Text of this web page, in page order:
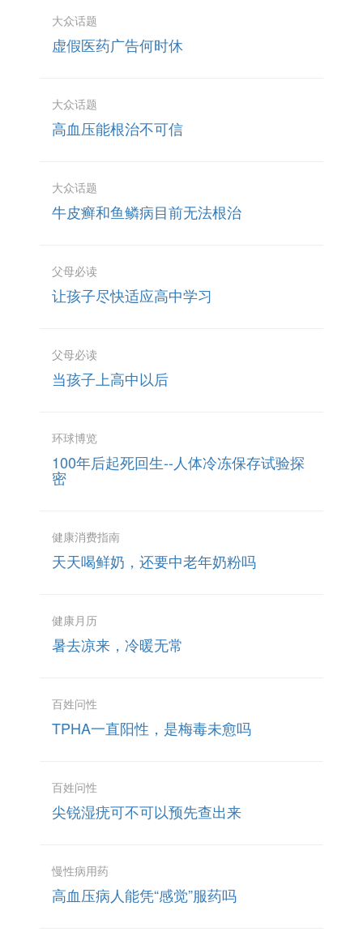
大众话题
虚假医药广告何时休
大众话题
高血压能根治不可信
大众话题
牛皮癣和鱼鳞病目前无法根治
父母必读
让孩子尽快适应高中学习
父母必读
当孩子上高中以后
环球博览
100年后起死回生--人体冷冻保存试验探
密
健康消费指南
天天喝鲜奶，还要中老年奶粉吗
健康月历
暑去凉来，冷暖无常
百姓问性
TPHA一直阳性，是梅毒未愈吗
百姓问性
尖锐湿疣可不可以预先查出来
慢性病用药
高血压病人能凭“感觉”服药吗